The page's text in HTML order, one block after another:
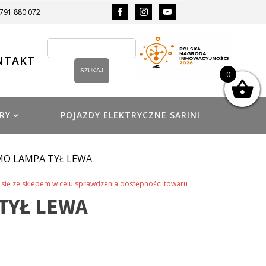
880 072
POJAZDY ELEKTRYCZNE SARINI
LAMPA TYŁ LEWA
ze sklepem w celu sprawdzenia dostępności towaru
LEWA
0